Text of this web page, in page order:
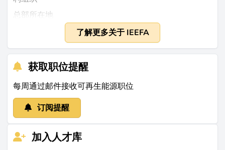
总部所在地
美国俄亥俄州克利夫兰
2012年
规模
全球约有50名员工，截至2020年年预算为500万美元
他们的工作内容
IEEFA是一家专注于能源市场及全球从化石燃料向可再生
了解更多关于 IEEFA
获取职位提醒
每周通过邮件接收可再生能源职位
订阅提醒
加入人才库